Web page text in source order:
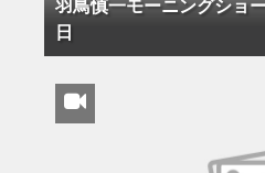
羽鳥慎一モーニングショ
日